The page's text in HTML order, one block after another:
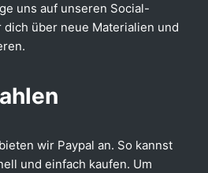
uns auf unseren Social-
dich über neue Materialien und
wir Paypal an. So kannst
und einfach kaufen. Um